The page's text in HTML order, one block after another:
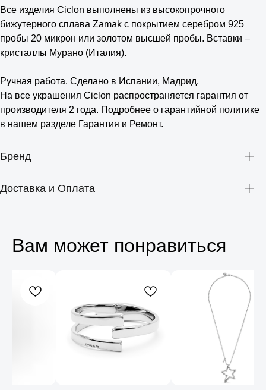
Все изделия Ciclon выполнены из высокопрочного
бижутерного сплава Zamak с покрытием серебром 925
пробы 20 микрон или золотом высшей пробы. Вставки –
кристаллы Мурано (Италия).
Ручная работа. Сделано в Испании, Мадрид.
На все украшения Ciclon распространяется гарантия от
производителя 2 года. Подробнее о гарантийной политике
в нашем разделе Гарантия и Ремонт.
Бренд
Доставка и Оплата
Вам может понравиться